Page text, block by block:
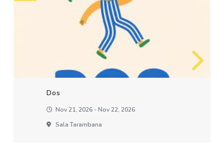
Dos
Nov 21, 2026 - Nov 22, 2026
Sala Tarambana